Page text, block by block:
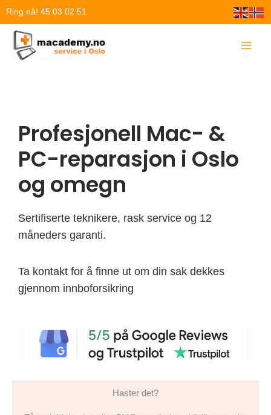
Hopp
innholdet
Ring nå! 45 03 02 51
Profesjonell Mac- &
PC-reparasjon i Oslo
og omegn
Sertifiserte teknikere, rask service og 12
måneders garanti.
Ta kontakt for å finne ut om din sak dekkes
gjennom innboforsikring
Haster det?